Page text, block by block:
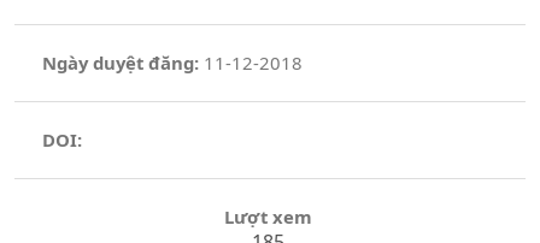
Ngày duyệt đăng:11-12-2018
DOI:
Lượt xem